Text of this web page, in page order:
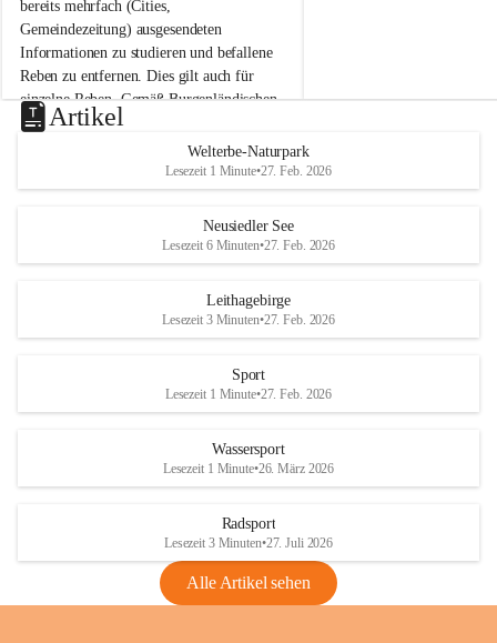
n
a
m
N
e
u
s
d
S
bereits mehrfach (Cities,
Gemeindezeitung) ausgesendeten
Informationen zu studieren und befallene
Reben zu entfernen. Dies gilt auch für
einzelne Reben. Gemäß Burgenländischen
Weinbaugesetz sind nicht gepflegte oder
unzulässige Weingärten zu roden! Bitte
helfen wir zusammen um unsere Winzer
vor den prognostizierten Ernteausfällen
und den daraus folgenden wirtschaftlichen
Maßnahmen zur Bekämpfung
Rebe und der Amerikanischen
Anhang VBl. EU Nr. 18
1 Seite•1,4 MB
VBl. EU Nr. 18_2026
u
e
d
r
S
Artikel
Welterbe-Naturpark
Lesezeit 1 Minute•27. Feb. 2026
Neusiedler See
Lesezeit 6 Minuten•27. Feb. 2026
Leithagebirge
Lesezeit 3 Minuten•27. Feb. 2026
Sport
Lesezeit 1 Minute•27. Feb. 2026
Wassersport
Lesezeit 1 Minute•26. März 2026
Radsport
Lesezeit 3 Minuten•27. Juli 2026
Alle Artikel sehen